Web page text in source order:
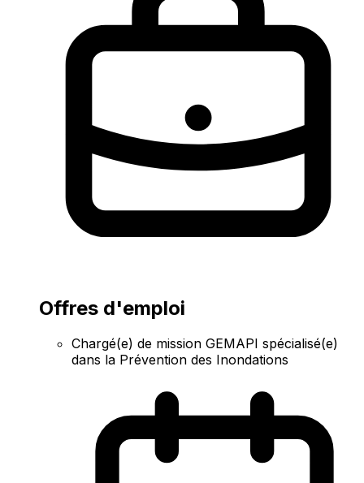
Offres d'emploi
Chargé(e) de mission GEMAPI spécialisé(e)
dans la Prévention des Inondations